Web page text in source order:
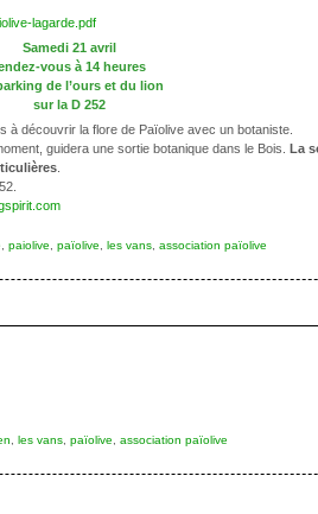
lagarde.pdf
Samedi 21 avril
vous à 14 heures
de l’ours et du lion
sur la D 252
découvrir la flore de Païolive avec un botaniste.
guidera une sortie botanique dans le Bois. La
paiolive païolive les vans association païolive
les vans païolive association païolive